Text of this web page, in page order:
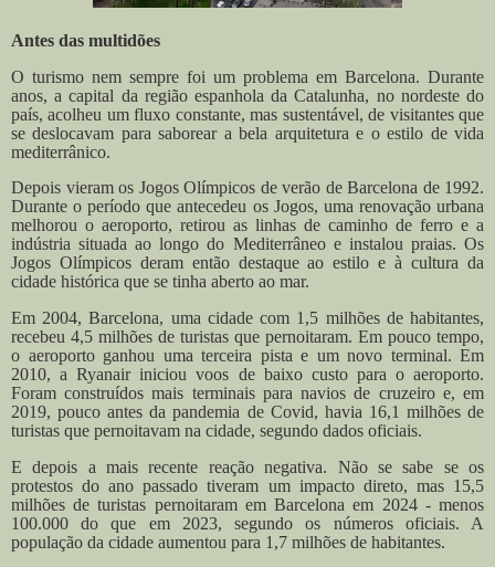
Antes das multidões
O turismo nem sempre foi um problema em Barcelona. Durante
anos, a capital da região espanhola da Catalunha, no nordeste do
país, acolheu um fluxo constante, mas sustentável, de visitantes que
se deslocavam para saborear a bela arquitetura e o estilo de vida
mediterrânico.
Depois vieram os Jogos Olímpicos de verão de Barcelona de 1992.
Durante o período que antecedeu os Jogos, uma renovação urbana
melhorou o aeroporto, retirou as linhas de caminho de ferro e a
indústria situada ao longo do Mediterrâneo e instalou praias. Os
Jogos Olímpicos deram então destaque ao estilo e à cultura da
cidade histórica que se tinha aberto ao mar.
Em 2004, Barcelona, uma cidade com 1,5 milhões de habitantes,
recebeu 4,5 milhões de turistas que pernoitaram. Em pouco tempo,
o aeroporto ganhou uma terceira pista e um novo terminal. Em
2010, a Ryanair iniciou voos de baixo custo para o aeroporto.
Foram construídos mais terminais para navios de cruzeiro e, em
2019, pouco antes da pandemia de Covid, havia 16,1 milhões de
turistas que pernoitavam na cidade, segundo dados oficiais.
E depois a mais recente reação negativa. Não se sabe se os
protestos do ano passado tiveram um impacto direto, mas 15,5
milhões de turistas pernoitaram em Barcelona em 2024 - menos
100.000 do que em 2023, segundo os números oficiais. A
população da cidade aumentou para 1,7 milhões de habitantes.